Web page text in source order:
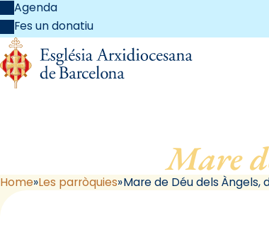
Agenda
Fes un donatiu
Mare
Home Les parròquies Mare de Déu dels Àngels,